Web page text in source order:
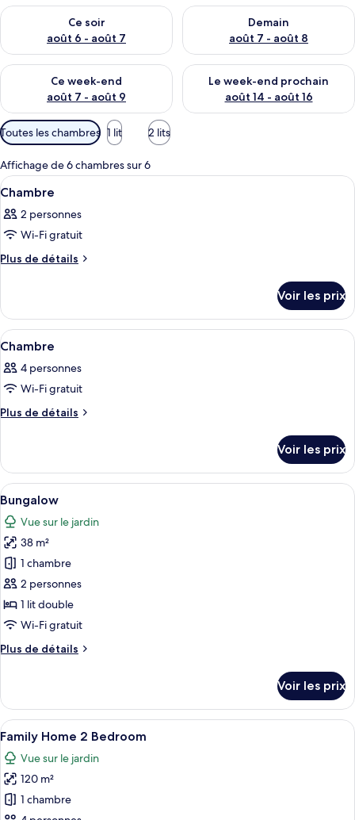
Ce soir
août 6 - août 7
Vérifier la disponibilité pour ce soir août 6 - août 7
Demain
août 7 - août 8
Vérifier la disponibilité pour
Ce week-end
août 7 - août 9
Vérifier la disponibilité pour ce week-end août 7 - août 9
Le week-end prochain
août 14 - août 16
Vérifier la disponibilité pour
Filtres
disponibles
pour
les
chambres
Toutes les chambres 1 lit 2 lits
Affichage de 6 chambres sur 6
Afficher
toutes
les
photos
pour
de
chambre :
Chambre
Une chambre d’hôtel avec un lit,
9
Chambre
2 personnes
Wi-Fi gratuit
Plus de détails
Plus
le
type
de
Chambre
Voir les prix
Afficher
toutes
les
photos
pour
de
chambre :
Chambre
Une chambre à coucher avec un lit,
4
Chambre
4 personnes
Wi-Fi gratuit
Plus de détails
Plus
le
type
de
chambre
Chambre
Voir les prix
Afficher
toutes
les
photos
pour
ce
type
de
chambre :
Bungalow
Une piscine à l’eau claire, entourée
24
Bungalow
Vue sur le jardin
38 m²
1 chambre
2 personnes
1 lit double
Wi-Fi gratuit
Plus de détails
Plus
le
type
de
chambre
Bungalow
Voir les prix
Afficher
toutes
les
photos
pour
Un bâtiment à deux étages, doté
14
Family Home 2 Bedroom
Vue sur le jardin
120 m²
1 chambre